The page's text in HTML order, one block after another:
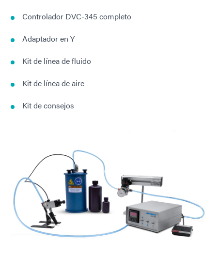
Controlador DVC-345 completo
Adaptador en Y
Kit de línea de fluido
Kit de línea de aire
Kit de consejos